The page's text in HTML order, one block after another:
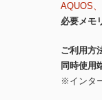
AQUOS
必要メモ
ご利用方
同時使用
※インタ